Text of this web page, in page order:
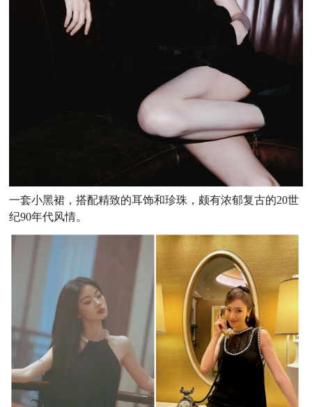
一套小黑裙，搭配精致的耳饰和珍珠，颇有浓郁复古的20世
纪90年代风情。